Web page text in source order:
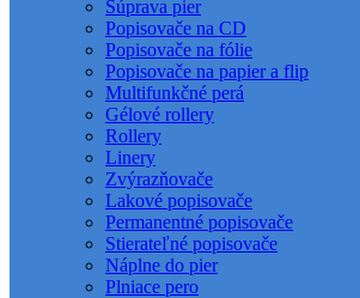
Súprava pier
Popisovače na CD
Popisovače na fólie
Popisovače na papier a flip
Multifunkčné perá
Gélové rollery
Rollery
Linery
Zvýrazňovače
Lakové popisovače
Permanentné popisovače
Stierateľné popisovače
Náplne do pier
Plniace pero